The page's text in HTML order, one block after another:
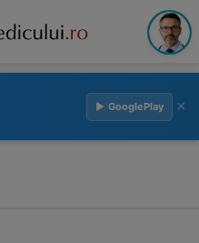
▶ GooglePlay ×